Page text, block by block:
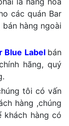
các quán Bar
hàng ngoài
Blue Label bán
hãng, quý
tôi có vấn
hàng ,chúng
hàng có